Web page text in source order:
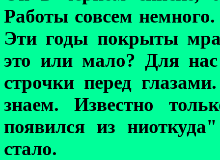
Работы совсем
Эти годы покрыты
это или мало? Для
строчки перед
знаем. Известно
появился из
стало.